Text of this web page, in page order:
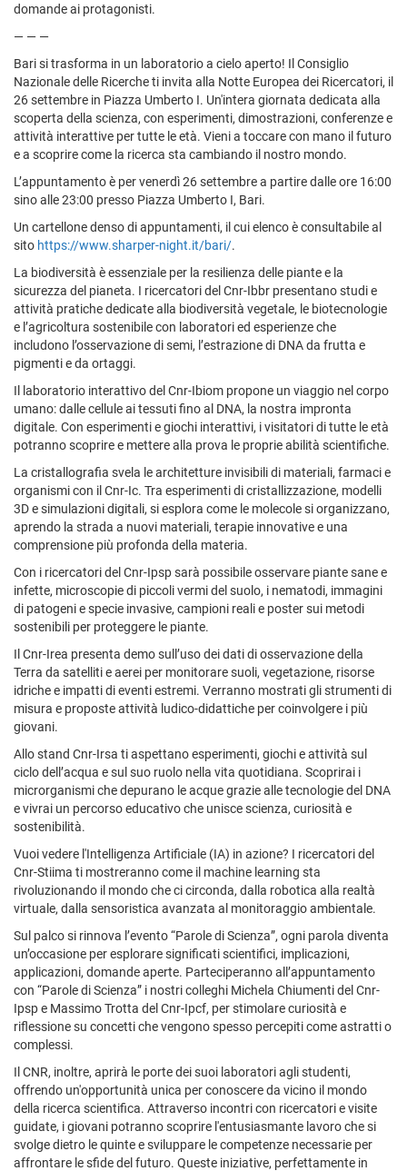
domande ai protagonisti.
— — —
Bari si trasforma in un laboratorio a cielo aperto! Il Consiglio
Nazionale delle Ricerche ti invita alla Notte Europea dei Ricercatori, il
26 settembre in Piazza Umberto I. Un'intera giornata dedicata alla
scoperta della scienza, con esperimenti, dimostrazioni, conferenze e
attività interattive per tutte le età. Vieni a toccare con mano il futuro
e a scoprire come la ricerca sta cambiando il nostro mondo.
L’appuntamento è per venerdì 26 settembre a partire dalle ore 16:00
sino alle 23:00 presso Piazza Umberto I, Bari.
Un cartellone denso di appuntamenti, il cui elenco è consultabile al
sito https://www.sharper-night.it/bari/.
La biodiversità è essenziale per la resilienza delle piante e la
sicurezza del pianeta. I ricercatori del Cnr-Ibbr presentano studi e
attività pratiche dedicate alla biodiversità vegetale, le biotecnologie
e l’agricoltura sostenibile con laboratori ed esperienze che
includono l’osservazione di semi, l’estrazione di DNA da frutta e
pigmenti e da ortaggi.
Il laboratorio interattivo del Cnr-Ibiom propone un viaggio nel corpo
umano: dalle cellule ai tessuti fino al DNA, la nostra impronta
digitale. Con esperimenti e giochi interattivi, i visitatori di tutte le età
potranno scoprire e mettere alla prova le proprie abilità scientifiche.
La cristallografia svela le architetture invisibili di materiali, farmaci e
organismi con il Cnr-Ic. Tra esperimenti di cristallizzazione, modelli
3D e simulazioni digitali, si esplora come le molecole si organizzano,
aprendo la strada a nuovi materiali, terapie innovative e una
comprensione più profonda della materia.
Con i ricercatori del Cnr-Ipsp sarà possibile osservare piante sane e
infette, microscopie di piccoli vermi del suolo, i nematodi, immagini
di patogeni e specie invasive, campioni reali e poster sui metodi
sostenibili per proteggere le piante.
Il Cnr-Irea presenta demo sull’uso dei dati di osservazione della
Terra da satelliti e aerei per monitorare suoli, vegetazione, risorse
idriche e impatti di eventi estremi. Verranno mostrati gli strumenti di
misura e proposte attività ludico-didattiche per coinvolgere i più
giovani.
Allo stand Cnr-Irsa ti aspettano esperimenti, giochi e attività sul
ciclo dell’acqua e sul suo ruolo nella vita quotidiana. Scoprirai i
microrganismi che depurano le acque grazie alle tecnologie del DNA
e vivrai un percorso educativo che unisce scienza, curiosità e
sostenibilità.
Vuoi vedere l'Intelligenza Artificiale (IA) in azione? I ricercatori del
Cnr-Stiima ti mostreranno come il machine learning sta
rivoluzionando il mondo che ci circonda, dalla robotica alla realtà
virtuale, dalla sensoristica avanzata al monitoraggio ambientale.
Sul palco si rinnova l’evento “Parole di Scienza”, ogni parola diventa
un’occasione per esplorare significati scientifici, implicazioni,
applicazioni, domande aperte. Parteciperanno all’appuntamento
con “Parole di Scienza” i nostri colleghi Michela Chiumenti del Cnr-
Ipsp e Massimo Trotta del Cnr-Ipcf, per stimolare curiosità e
riflessione su concetti che vengono spesso percepiti come astratti o
complessi.
Il CNR, inoltre, aprirà le porte dei suoi laboratori agli studenti,
offrendo un'opportunità unica per conoscere da vicino il mondo
della ricerca scientifica. Attraverso incontri con ricercatori e visite
guidate, i giovani potranno scoprire l'entusiasmante lavoro che si
svolge dietro le quinte e sviluppare le competenze necessarie per
affrontare le sfide del futuro. Queste iniziative, perfettamente in